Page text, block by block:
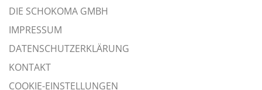
DIE SCHOKOMA GMBH
IMPRESSUM
DATENSCHUTZERKLÄRUNG
KONTAKT
COOKIE-EINSTELLUNGEN